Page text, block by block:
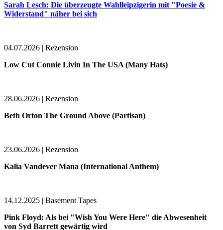
Sarah Lesch: Die überzeugte Wahlleipzigerin mit "Poesie &
Widerstand" näher bei sich
04.07.2026 | Rezension
Low Cut Connie Livin In The USA (Many Hats)
28.06.2026 | Rezension
Beth Orton The Ground Above (Partisan)
23.06.2026 | Rezension
Kalia Vandever Mana (International Anthem)
14.12.2025 | Basement Tapes
Pink Floyd: Als bei "Wish You Were Here" die Abwesenheit
von Syd Barrett gewärtig wird